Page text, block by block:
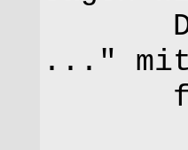
..." mit
flip